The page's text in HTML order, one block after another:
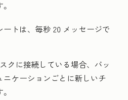
トは、毎秒 20 メッセージで
クに接続している場合、バッ
ケーションごとに新しいチ